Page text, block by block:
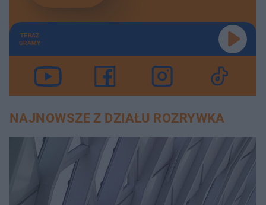
TERAZ
GRAMY
NAJNOWSZE Z DZIAŁU ROZRYWKA